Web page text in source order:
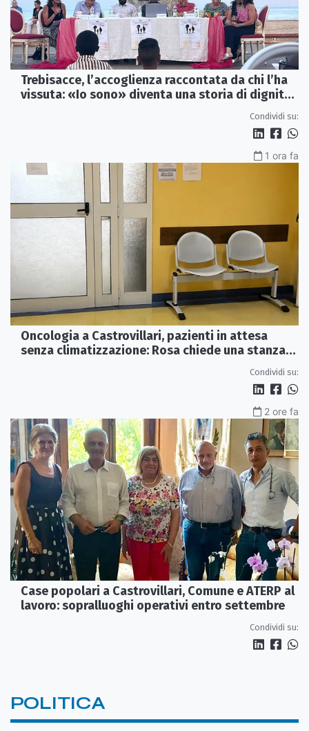
Trebisacce, l’accoglienza raccontata da chi l’ha
vissuta: «Io sono» diventa una storia di dignità
Condividi su:
1 ora fa
Oncologia a Castrovillari, pazienti in attesa
senza climatizzazione: Rosa chiede una stanza
Condividi su:
2 ore fa
Case popolari a Castrovillari, Comune e ATERP al
lavoro: sopralluoghi operativi entro settembre
Condividi su:
POLITICA